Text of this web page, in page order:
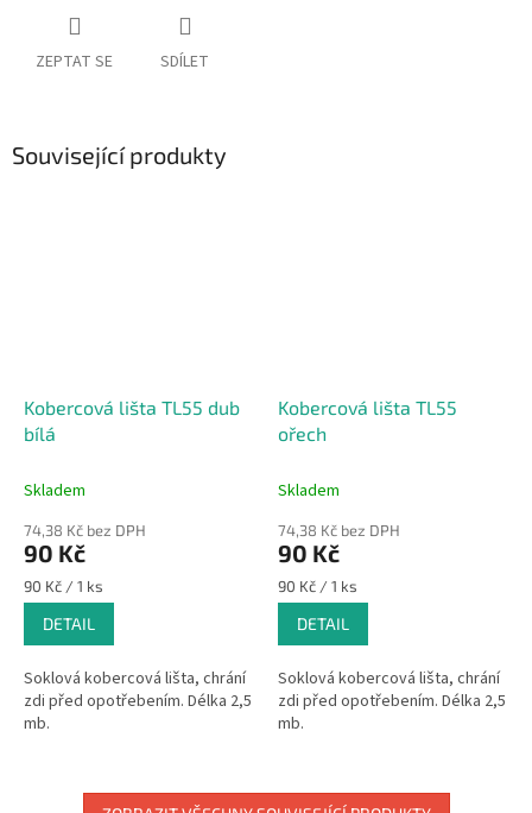
ZEPTAT SE SDÍLET
Související produkty
Kobercová lišta TL55 dub
bílá
Skladem
74,38 Kč bez DPH
90 Kč
Měrná
cena:
90 Kč / 1 ks
DETAIL
Soklová kobercová lišta, chrání
zdi před opotřebením. Délka 2,5
mb.
Kobercová lišta TL55
ořech
Skladem
74,38 Kč bez DPH
90 Kč
Měrná
cena:
90 Kč / 1 ks
DETAIL
Soklová kobercová lišta, chrání
zdi před opotřebením. Délka 2,5
mb.